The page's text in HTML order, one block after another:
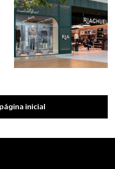
inicial